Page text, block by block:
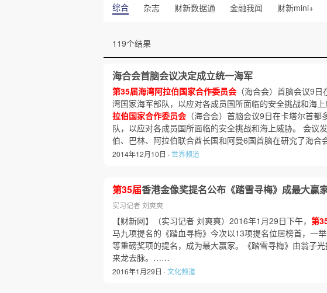
综合 杂志 财新数据通 金融我闻 财新mini+
119个结果
海合会首脑会议决定成立统一海军
第35届海湾阿拉伯国家合作委员会 （海合会）首脑会议9
湾国家海军部队，以应对各成员国所面临的安全挑战和海
拉伯国家合作委员会 （海合会）首脑会议9日在卡塔尔首
队，以应对各成员国所面临的安全挑战和海上威胁。 会议
伯、巴林、阿拉伯联合酋长国和阿曼6国首脑在研究了海
2014年12月10日 ·世界频道
第35届香港金像奖提名公布《踏雪寻梅》成最大赢
实习记者 刘爽爽
【财新网】（实习记者 刘爽爽）2016年1月29日下午， 第
马九项提名的《踏血寻梅》今次以13项提名位居榜首，一
等重磅奖项的提名，成为最大赢家。《踏雪寻梅》由翁子
来龙去脉。……
2016年1月29日 ·文化频道